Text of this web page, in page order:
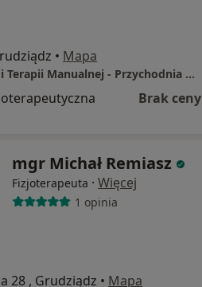
• Mapa
Gabinet Masażu i Terapii Manualnej - Przychodnia na Strzemięcinie
Brak ceny
mgr Michał Remiasz
Fizjoterapeuta · Więcej
1 opinia
28 , Grudziądz • Mapa